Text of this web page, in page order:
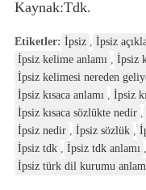
Kaynak:Tdk.
Etiketler: İpsiz , İpsiz
İpsiz kelime anlamı , İpsiz
İpsiz kelimesi nereden
İpsiz kısaca anlamı , İpsiz
İpsiz kısaca sözlükte nedir ,
İpsiz nedir , İpsiz sözlük ,
İpsiz tdk , İpsiz tdk anlamı ,
İpsiz türk dil kurumu